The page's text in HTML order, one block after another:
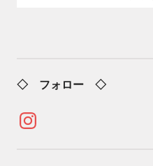
◇ フォロー ◇
Instagram